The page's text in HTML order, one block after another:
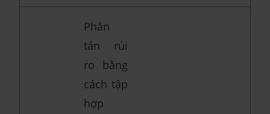
Phân
tán rủi
ro bằng
cách tập
hợp